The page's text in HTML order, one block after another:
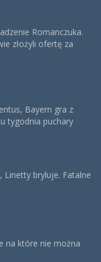
Romanczuka.
złożyli ofertę za
Bayern gra z
tygodnia puchary
Linetty bryluje. Fatalne
na które nie można